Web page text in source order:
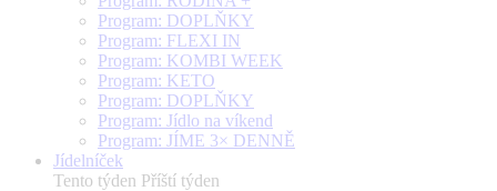
Program: DOPLŇKY
Program: FLEXI IN
Program: KOMBI WEEK
Program: KETO
Program: DOPLŇKY
Program: Jídlo na víkend
Program: JÍME 3× DENNĚ
Jídelníček
Tento týden Příští týden